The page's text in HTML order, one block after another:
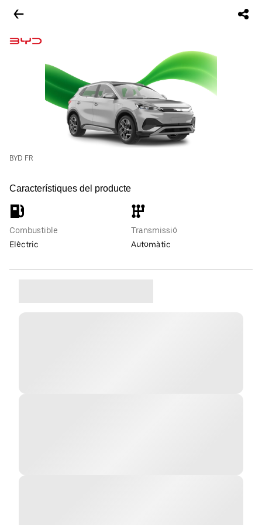
BYD FR
Característiques del producte
Combustible
Elèctric
Transmissió
Automàtic